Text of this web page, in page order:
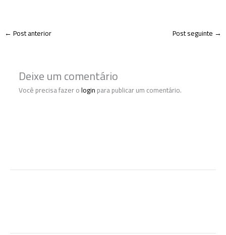
←Post anterior Post seguinte →
Deixe um comentário
Você precisa fazer ologinpara publicar um comentário.